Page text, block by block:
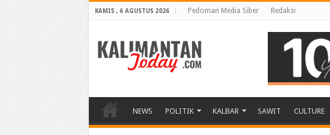
KAMIS , 6 AGUSTUS 2026 Pedoman Media Siber Redaksi
NEWS POLITIK KALBAR SAWIT CULTURE